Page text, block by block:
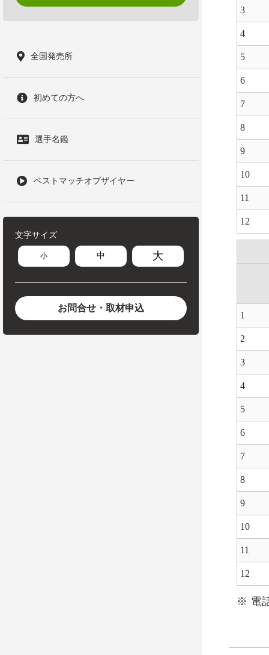
全国発売所
初めての方へ
選手名鑑
ベストマッチオブザイヤー
文字サイズ
小 中 大
お問合せ・取材申込
3
4
5
6
7
8
9
10
11
12
1
2
3
4
5
6
7
8
9
10
11
12
※ 電